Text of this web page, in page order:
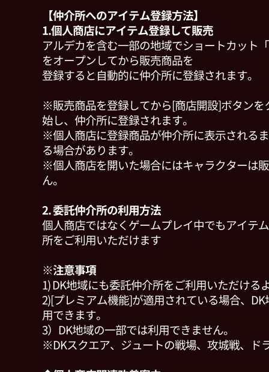
【仲介所へのアイテム登録方法】
1.個人商店にアイテム登録して販売
アルデカを含む一部の地域でショートカット
をオープンしてから販売商品を
登録すると自動的に仲介所に登録されます。
※販売商品を登録してから[商店開設]ボタンを
始し、仲介所に登録されます。
※個人商店に登録商品が仲介所に表示される
る場合があります。
※個人商店を開いた場合にはキャラクターは
ん。
2. 委託仲介所の利用方法
個人商店ではなくゲームプレイ中でもアイテ
所をご利用いただけます
※注意事項
1) DK地域にも委託仲介所をご利用いただける
2)[プレミアム機能]が適用されている場合、
用できます。
3）DK地域の一部では利用できません。
※DKスクエア、ジュートの戦場、攻城戦、ド